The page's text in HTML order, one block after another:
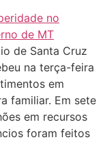
de Santa Cruz
na terça-feira
em
familiar. Em sete
em recursos
foram feitos